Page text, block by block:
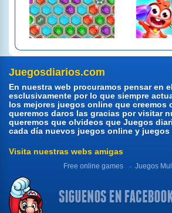
Juegosdiarios.com
En nuestra web procuramos pensar en
esclusivamente por lo que siempre
los mejores juegos online que creemos
queremos daros las gracias por visitar
queremos que olvideos que Juegos
cada día nuevos juegos online y juegos
Visita nuestras webs amigas
Free online games Juegos